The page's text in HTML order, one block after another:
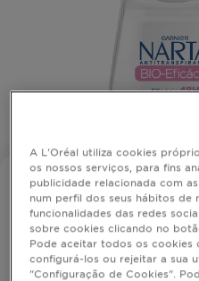
NARTA
Bio-Eficácia Roll-
48H de eficácia anti-
A L'Oréal utiliza cookies
os nossos serviços, para fins
publicidade relacionada com
num perfil dos seus hábitos
funcionalidades das redes
sobre cookies clicando no
Pode aceitar todos os
configurá-los ou rejeitar a sua
"Configuração de Cookies".